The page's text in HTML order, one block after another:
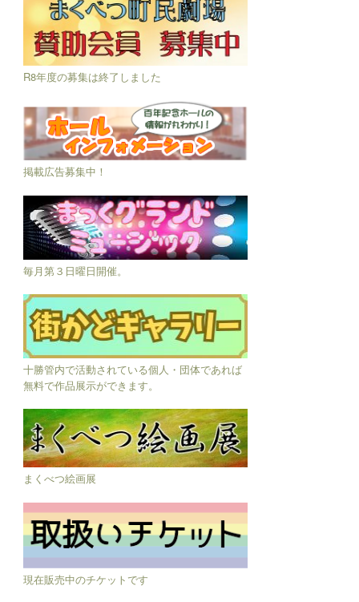
R8年度の募集は終了しました
掲載広告募集中！
毎月第３日曜日開催。
十勝管内で活動されている個人・団体であれば
無料で作品展示ができます。
まくべつ絵画展
現在販売中のチケットです